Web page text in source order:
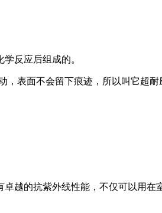
反应后组成的。
表面不会留下痕迹，所以叫它超耐
越的抗紫外线性能，不仅可以用在